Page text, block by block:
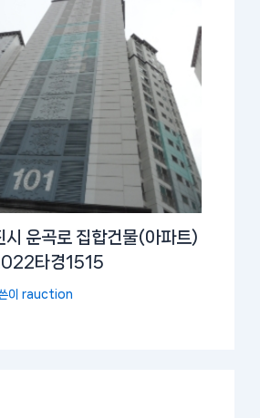
시 운곡로 집합건물(아파트)
타경1515
이rauction